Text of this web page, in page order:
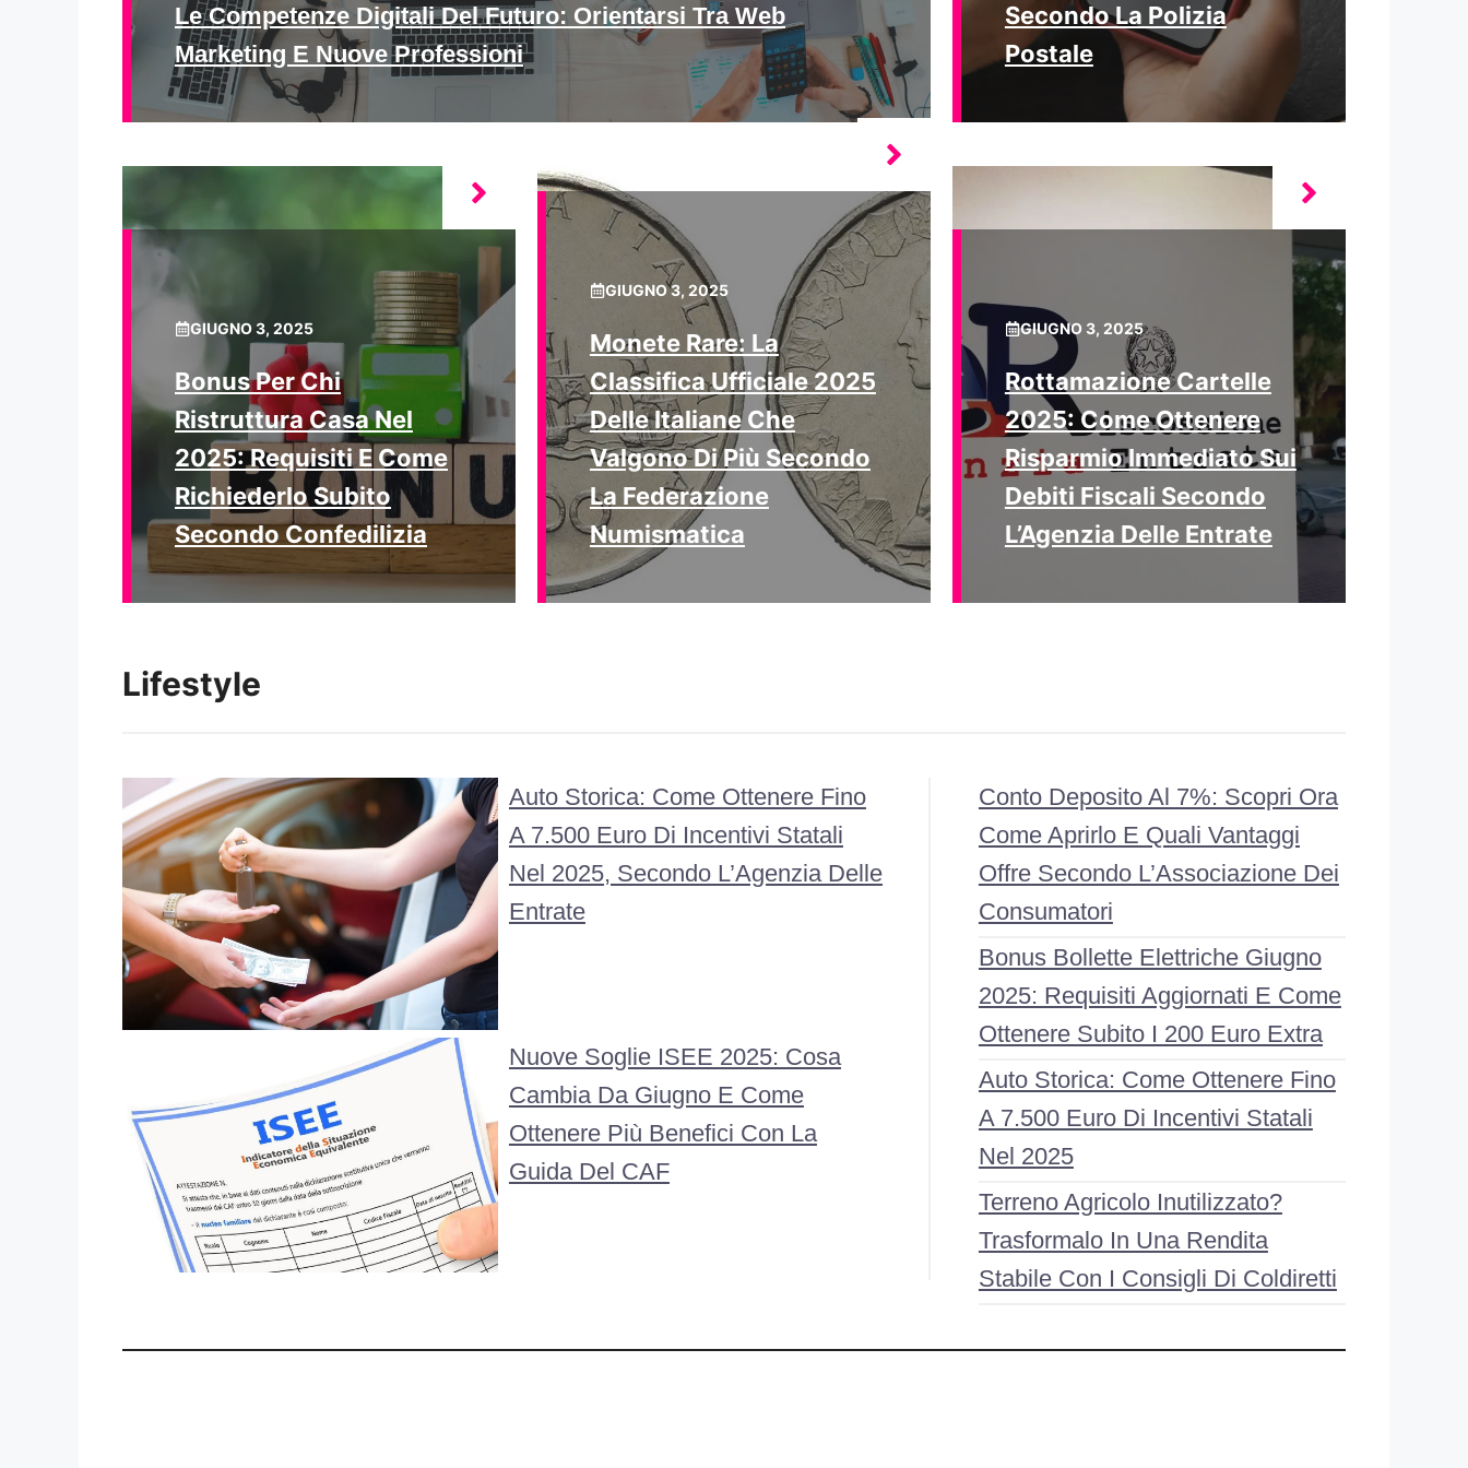
Le Competenze Digitali Del Futuro: Orientarsi Tra Web
Marketing E Nuove Professioni
Secondo La Polizia
Postale
GIUGNO 3, 2025
Bonus Per Chi
Ristruttura Casa Nel
2025: Requisiti E Come
Richiederlo Subito
Secondo Confedilizia
GIUGNO 3, 2025
Monete Rare: La
Classifica Ufficiale 2025
Delle Italiane Che
Valgono Di Più Secondo
La Federazione
Numismatica
GIUGNO 3, 2025
Rottamazione Cartelle
2025: Come Ottenere
Risparmio Immediato Sui
Debiti Fiscali Secondo
L’Agenzia Delle Entrate
Lifestyle
Auto Storica: Come Ottenere Fino
A 7.500 Euro Di Incentivi Statali
Nel 2025, Secondo L’Agenzia Delle
Entrate
Nuove Soglie ISEE 2025: Cosa
Cambia Da Giugno E Come
Ottenere Più Benefici Con La
Guida Del CAF
Conto Deposito Al 7%: Scopri Ora
Come Aprirlo E Quali Vantaggi
Offre Secondo L’Associazione Dei
Consumatori
Bonus Bollette Elettriche Giugno
2025: Requisiti Aggiornati E Come
Ottenere Subito I 200 Euro Extra
Auto Storica: Come Ottenere Fino
A 7.500 Euro Di Incentivi Statali
Nel 2025
Terreno Agricolo Inutilizzato?
Trasformalo In Una Rendita
Stabile Con I Consigli Di Coldiretti